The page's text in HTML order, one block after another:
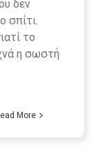
δεν
σπίτι.
το
η σωστή
More